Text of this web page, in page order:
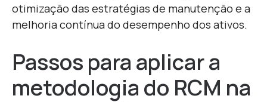
otimização das estratégias de manutenção e a
melhoria contínua do desempenho dos ativos.
Passos para aplicar a
metodologia do RCM na